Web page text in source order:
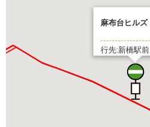
麻布台ヒルズ
行先:新橋駅前